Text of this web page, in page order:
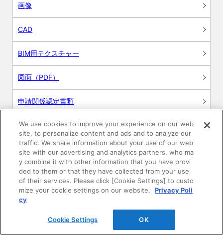
画像
CAD
BIM用テクスチャー
図面（PDF）
申請関係認定書類
施工・取扱説明書
動画
シミュレーションツール
24時間換気システム〈エアスマート〉
簡易設計見積ソフト
R&Dセンター環境測定・分析サービス
We use cookies to improve your experience on our web
site, to personalize content and ads and to analyze our
traffic. We share information about your use of our web
site with our advertising and analytics partners, who ma
y combine it with other information that you have provi
ded to them or that they have collected from your use
of their services. Please click [Cookie Settings] to custo
mize your cookie settings on our website.
Privacy Poli
cy
Cookie Settings OK